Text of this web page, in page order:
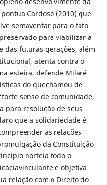
Cardoso (2010) que
semaventar para o fato
para viabilizar a
das futuras gerações, além
atenta contra o
esteira, defende Milaré
do quechamou de
senso de comunidade,
para resolução de seus
que a solidariedade é
as relações
da Constituição
norteia todo o
e objetiva
relação com o Direito do